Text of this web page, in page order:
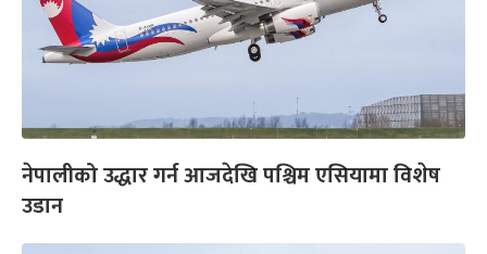
नेपालीको उद्धार गर्न आजदेखि पश्चिम एसियामा विशेष
उडान